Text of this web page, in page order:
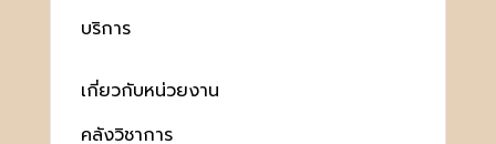
บริการ
เกี่ยวกับหน่วยงาน
คลังวิชาการ